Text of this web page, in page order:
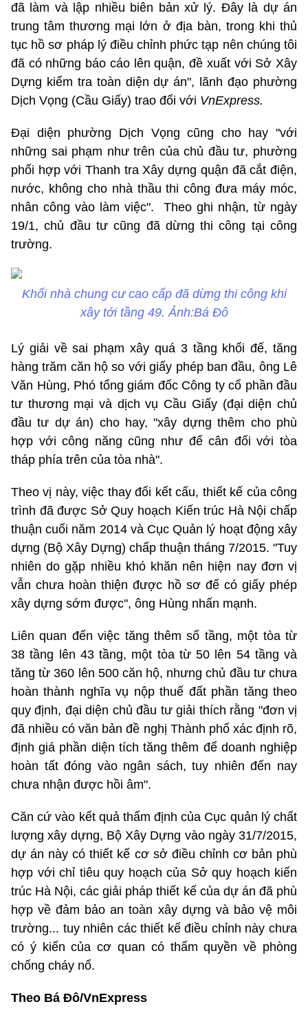
đã làm và lập nhiều biên bản xử lý. Đây là dự án
trung tâm thương mại lớn ở địa bàn, trong khi thủ
tục hồ sơ pháp lý điều chỉnh phức tạp nên chúng tôi
đã có những báo cáo lên quận, đề xuất với Sở Xây
Dựng kiểm tra toàn diện dự án", lãnh đạo phường
Dịch Vọng (Cầu Giấy) trao đổi với VnExpress.
Đại diện phường Dịch Vọng cũng cho hay "với
những sai phạm như trên của chủ đầu tư, phường
phối hợp với Thanh tra Xây dựng quận đã cắt điện,
nước, không cho nhà thầu thi công đưa máy móc,
nhân công vào làm việc". Theo ghi nhận, từ ngày
19/1, chủ đầu tư cũng đã dừng thi công tại công
trường.
Khối nhà chung cư cao cấp đã dừng thi công khi
xây tới tầng 49. Ảnh:Bá Đô
Lý giải về sai phạm xây quá 3 tầng khối đế, tăng
hàng trăm căn hộ so với giấy phép ban đầu, ông Lê
Văn Hùng, Phó tổng giám đốc Công ty cổ phần đầu
tư thương mại và dịch vụ Cầu Giấy (đại diện chủ
đầu tư dự án) cho hay, "xây dựng thêm cho phù
hợp với công năng cũng như để cân đối với tòa
tháp phía trên của tòa nhà".
Theo vị này, việc thay đổi kết cấu, thiết kế của công
trình đã được Sở Quy hoạch Kiến trúc Hà Nội chấp
thuận cuối năm 2014 và Cục Quản lý hoạt động xây
dựng (Bộ Xây Dựng) chấp thuận tháng 7/2015. "Tuy
nhiên do gặp nhiều khó khăn nên hiện nay đơn vị
vẫn chưa hoàn thiện được hồ sơ để có giấy phép
xây dựng sớm được", ông Hùng nhấn mạnh.
Liên quan đến việc tăng thêm số tầng, một tòa từ
38 tầng lên 43 tầng, một tòa từ 50 lên 54 tầng và
tăng từ 360 lên 500 căn hộ, nhưng chủ đầu tư chưa
hoàn thành nghĩa vụ nộp thuế đất phần tăng theo
quy định, đại diện chủ đầu tư giải thích rằng "đơn vị
đã nhiều có văn bản đề nghị Thành phố xác định rõ,
định giá phần diện tích tăng thêm để doanh nghiệp
hoàn tất đóng vào ngân sách, tuy nhiên đến nay
chưa nhận được hồi âm".
Căn cứ vào kết quả thẩm định của Cục quản lý chất
lượng xây dựng, Bộ Xây Dựng vào ngày 31/7/2015,
dự án này có thiết kế cơ sở điều chỉnh cơ bản phù
hợp với chỉ tiêu quy hoạch của Sở quy hoạch kiến
trúc Hà Nội, các giải pháp thiết kế của dự án đã phù
hợp về đảm bảo an toàn xây dựng và bảo vệ môi
trường... tuy nhiên các thiết kế điều chỉnh này chưa
có ý kiến của cơ quan có thẩm quyền về phòng
chống cháy nổ.
Theo Bá Đô/VnExpress